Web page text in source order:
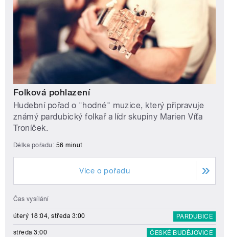
Folková pohlazení
Hudební pořad o "hodné" muzice, který připravuje
známý pardubický folkař a lídr skupiny Marien Víťa
Troníček.
Délka pořadu: 56 minut
Více o pořadu
Čas vysílání
úterý 18:04, středa 3:00 PARDUBICE
středa 3:00 ČESKÉ BUDĚJOVICE